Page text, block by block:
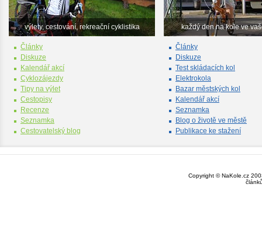
výlety, cestování, rekreační cyklistika
Články
Diskuze
Kalendář akcí
Cyklozájezdy
Tipy na výlet
Cestopisy
Recenze
Seznamka
Cestovatelský blog
každý den na kole ve
Články
Diskuze
Test skládacích kol
Elektrokola
Bazar městských kol
Kalendář akcí
Seznamka
Blog o životě ve městě
Publikace ke stažení
Copyright © NaKole.cz